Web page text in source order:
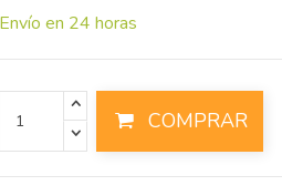
Envío en 24 horas
COMPRAR